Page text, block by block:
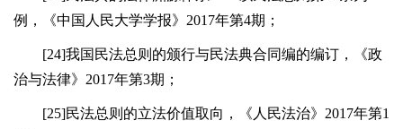
例，《中国人民大学学报》2017年第4期；
[24]我国民法总则的颁行与民法典合同编的编订，《政
治与法律》2017年第3期；
[25]民法总则的立法价值取向，《人民法治》2017年第1